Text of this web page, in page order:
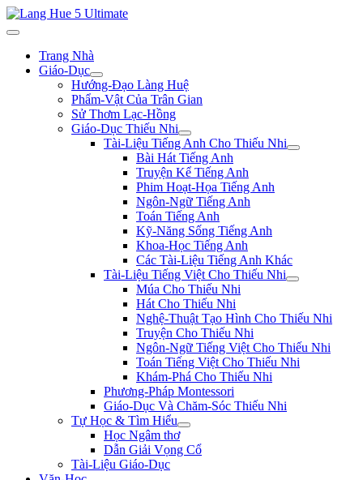
Trang Nhà
Giáo-Dục
Hướng-Đạo Làng Huệ
Phẩm-Vật Của Trân Gian
Sử Thơm Lạc-Hồng
Giáo-Dục Thiếu Nhi
Tài-Liệu Tiếng Anh Cho Thiếu Nhi
Bài Hát Tiếng Anh
Truyện Kể Tiếng Anh
Phim Hoạt-Họa Tiếng Anh
Ngôn-Ngữ Tiếng Anh
Toán Tiếng Anh
Kỹ-Năng Sống Tiếng Anh
Khoa-Học Tiếng Anh
Các Tài-Liệu Tiếng Anh Khác
Tài-Liệu Tiếng Việt Cho Thiếu Nhi
Múa Cho Thiếu Nhi
Hát Cho Thiếu Nhi
Nghệ-Thuật Tạo Hình Cho Thiếu Nhi
Truyện Cho Thiếu Nhi
Ngôn-Ngữ Tiếng Việt Cho Thiếu Nhi
Toán Tiếng Việt Cho Thiếu Nhi
Khám-Phá Cho Thiếu Nhi
Phương-Pháp Montessori
Giáo-Dục Và Chăm-Sóc Thiếu Nhi
Tự Học & Tìm Hiểu
Học Ngâm thơ
Dẫn Giải Vọng Cổ
Tài-Liệu Giáo-Dục